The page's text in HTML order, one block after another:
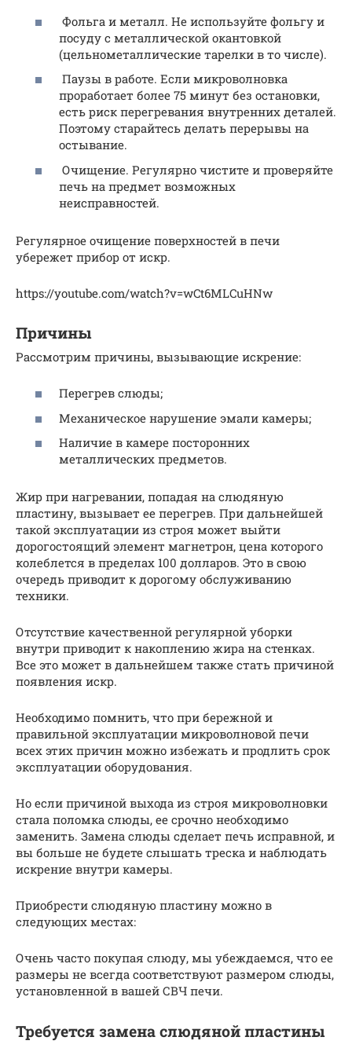
Фольга и металл. Не используйте фольгу и
посуду с металлической окантовкой
(цельнометаллические тарелки в то числе).
Паузы в работе. Если микроволновка
проработает более 75 минут без остановки,
есть риск перегревания внутренних деталей.
Поэтому старайтесь делать перерывы на
остывание.
Очищение. Регулярно чистите и проверяйте
печь на предмет возможных
неисправностей.
Регулярное очищение поверхностей в печи
убережет прибор от искр.
https://youtube.com/watch?v=wCt6MLCuHNw
Причины
Рассмотрим причины, вызывающие искрение:
Перегрев слюды;
Механическое нарушение эмали камеры;
Наличие в камере посторонних
металлических предметов.
Жир при нагревании, попадая на слюдяную
пластину, вызывает ее перегрев. При дальнейшей
такой эксплуатации из строя может выйти
дорогостоящий элемент магнетрон, цена которого
колеблется в пределах 100 долларов. Это в свою
очередь приводит к дорогому обслуживанию
техники.
Отсутствие качественной регулярной уборки
внутри приводит к накоплению жира на стенках.
Все это может в дальнейшем также стать причиной
появления искр.
Необходимо помнить, что при бережной и
правильной эксплуатации микроволновой печи
всех этих причин можно избежать и продлить срок
эксплуатации оборудования.
Но если причиной выхода из строя микроволновки
стала поломка слюды, ее срочно необходимо
заменить. Замена слюды сделает печь исправной, и
вы больше не будете слышать треска и наблюдать
искрение внутри камеры.
Приобрести слюдяную пластину можно в
следующих местах:
Очень часто покупая слюду, мы убеждаемся, что ее
размеры не всегда соответствуют размером слюды,
установленной в вашей СВЧ печи.
Требуется замена слюдяной пластины